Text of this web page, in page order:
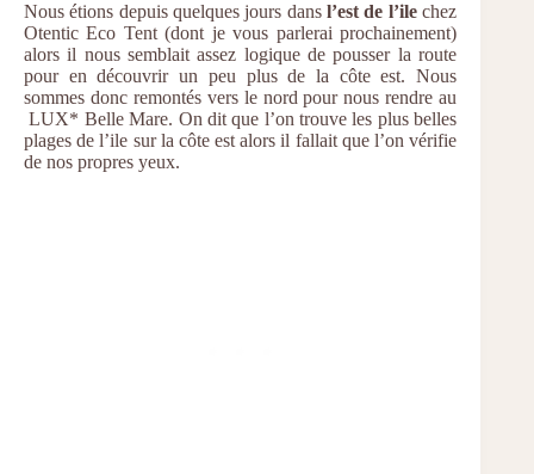
Nous étions depuis quelques jours dansl’est de l’ilechez
Otentic Eco Tent (dont je vous parlerai prochainement)
alors il nous semblait assez logique de pousser la route
pour en découvrir un peu plus de la côte est. Nous
sommes donc remontés vers le nord pour nous rendre au
LUX* Belle Mare. On dit que l’on trouve les plus belles
plages de l’ile sur la côte est alors il fallait que l’on vérifie
de nos propres yeux.